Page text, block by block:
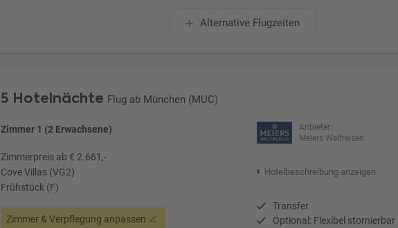
Alternative Flugzeiten
5 Hotelnächte Flug ab München (MUC)
Zimmer 1 (2 Erwachsene)
Zimmerpreis ab € 2.661,-
Cove Villas (VG2)
Frühstück (F)
Zimmer & Verpflegung anpassen
Anbieter:
Meiers Weltreisen
Hotelbeschreibung anzeigen
Transfer
Optional: Flexibel stornierbar